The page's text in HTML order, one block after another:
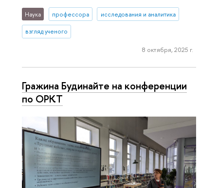
Наука профессора исследования и аналитика
взгляд ученого
8 октября, 2025 г.
Гражина Будинайте на конференции
по ОРКТ